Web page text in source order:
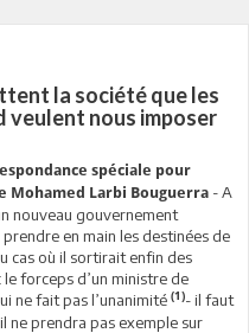
la société que les
veulent nous imposer
spéciale pour
Mohamed Larbi Bouguerra - A
nouveau gouvernement
prendre en main les destinées de
cas où il sortirait enfin des
le forceps d’un ministre de
ne fait pas l’unanimité (1)- il faut
ne prendra pas exemple sur